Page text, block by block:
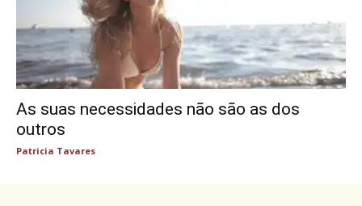
As suas necessidades não são as dos
outros
Patricia Tavares